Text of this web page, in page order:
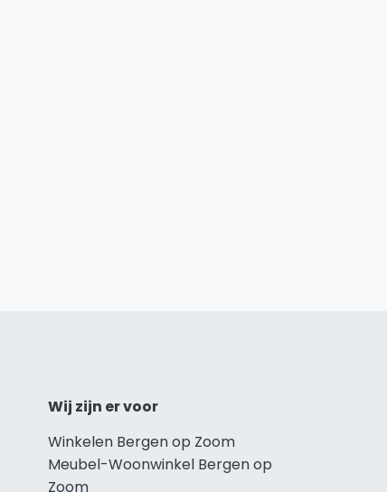
Wij zijn er voor
Winkelen Bergen op Zoom
Meubel-Woonwinkel Bergen op
Zoom